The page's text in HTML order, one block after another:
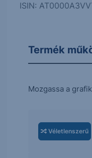
ISIN:
Termék
Mozgassa a
Véletlenszerű